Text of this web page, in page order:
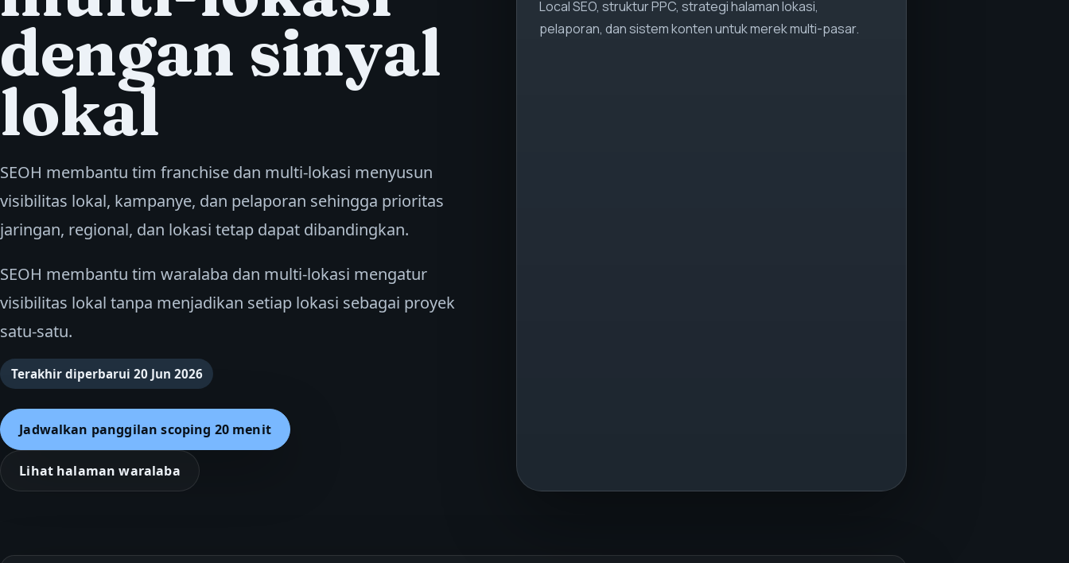
dengan sinyal
lokal
SEOH membantu tim franchise dan multi-lokasi menyusun
visibilitas lokal, kampanye, dan pelaporan sehingga prioritas
jaringan, regional, dan lokasi tetap dapat dibandingkan.
SEOH membantu tim waralaba dan multi-lokasi mengatur
visibilitas lokal tanpa menjadikan setiap lokasi sebagai proyek
satu-satu.
Terakhir diperbarui 20 Jun 2026
Jadwalkan panggilan scoping 20 menit
Lihat halaman waralaba
Local SEO, struktur PPC, strategi halaman lokasi,
pelaporan, dan sistem konten untuk merek multi-pasar.